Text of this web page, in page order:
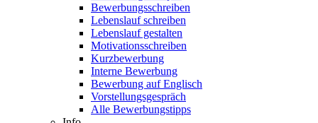
Bewerbungsschreiben
Lebenslauf schreiben
Lebenslauf gestalten
Motivationsschreiben
Kurzbewerbung
Interne Bewerbung
Bewerbung auf Englisch
Vorstellungsgespräch
Alle Bewerbungstipps